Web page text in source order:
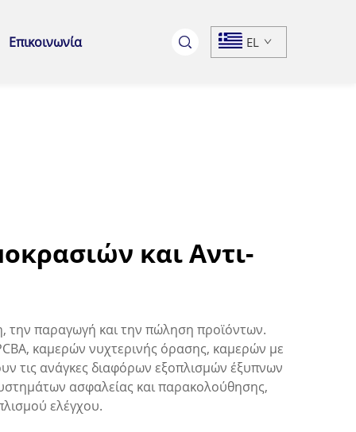
Επικοινωνία EL
και Αντι-
την παραγωγή και την πώληση προϊόντων.
καμερών νυχτερινής όρασης, καμερών με
τις ανάγκες διαφόρων εξοπλισμών έξυπνων
ασφαλείας και παρακολούθησης,
ελέγχου.